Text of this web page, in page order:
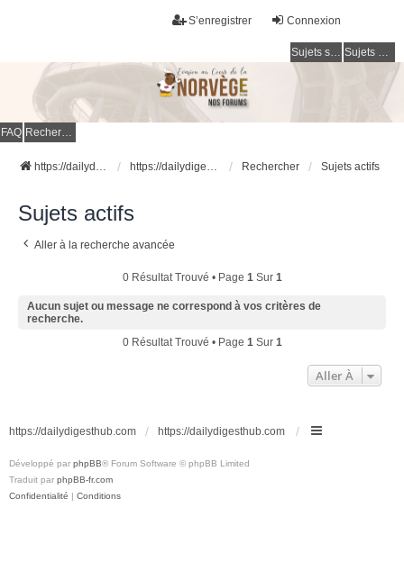
Connexion
S’enregistrer
Sujets sans réponse Sujets actifs
FAQ Rechercher
https://dailydigesthub.com https://dailydigesthub.com Rechercher Sujets actifs
Sujets actifs
Aller à la recherche avancée
0 Résultat Trouvé • Page 1Sur 1
Aucun sujet ou message ne correspond à vos critères de
recherche.
0 Résultat Trouvé • Page 1Sur 1
Aller À
https://dailydigesthub.com https://dailydigesthub.com
Développé par phpBB® Forum Software © phpBB Limited
Traduit par phpBB-fr.com
Confidentialité | Conditions